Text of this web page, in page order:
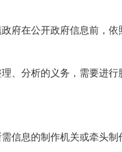
府在公开政府信息前，依
、分析的义务，需要进行
信息的制作机关或牵头制